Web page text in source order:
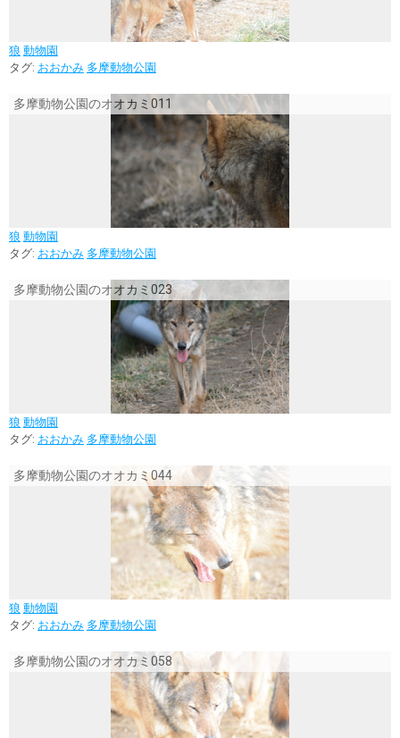
狼 動物園
タグ: おおかみ 多摩動物公園
多摩動物公園のオオカミ011
狼 動物園
タグ: おおかみ 多摩動物公園
多摩動物公園のオオカミ023
狼 動物園
タグ: おおかみ 多摩動物公園
多摩動物公園のオオカミ044
狼 動物園
タグ: おおかみ 多摩動物公園
多摩動物公園のオオカミ058